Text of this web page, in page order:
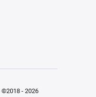
- 2026